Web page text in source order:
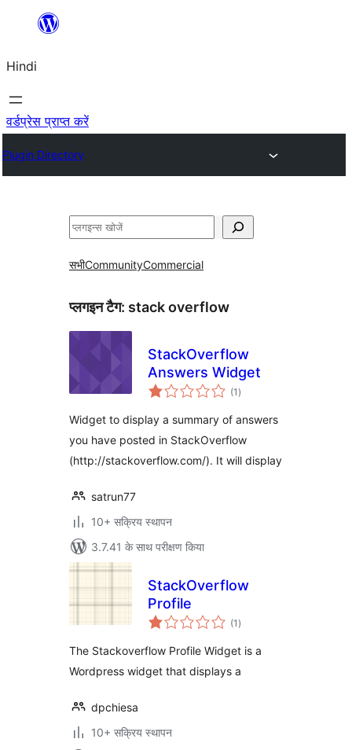
सामग्री
जाएं
Hindi
वर्डप्रेस प्राप्त करें
Plugin Directory
खोजें
सभीCommunityCommercial
प्लगइन टैग: stack overflow
StackOverflow
Answers Widget
(1 कुल
दर)
Widget to display a summary of answers
you have posted in StackOverflow
(http://stackoverflow.com/). It will display
satrun77
10+ सक्रिय स्थापन
3.7.41 के साथ परीक्षण किया
StackOverflow
Profile
(1 कुल
दर)
The Stackoverflow Profile Widget is a
Wordpress widget that displays a
dpchiesa
10+ सक्रिय स्थापन